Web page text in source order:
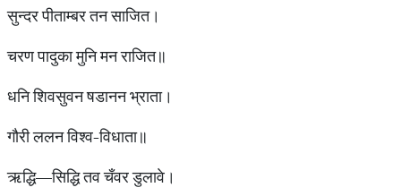
सुन्दर पीताम्बर तन साजित।
चरण पादुका मुनि मन राजित॥
धनि शिवसुवन षडानन भ्राता।
गौरी ललन विश्व-विधाता॥
ऋद्धि—सिद्धि तव चँवर डुलावे।